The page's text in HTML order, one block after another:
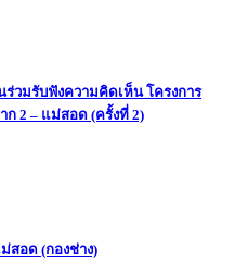
วมรับฟังความคิดเห็น โครงการ
ก 2 – แม่สอด (ครั้งที่ 2)
สอด (กองช่าง)